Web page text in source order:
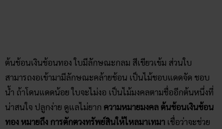
ต้นช้อนเงินช้อนทอง ใบมีลักษณะกลม สีเขียวเข้ม ส่วนใบ
สามารถงอเข้ามามีลักษณะคล้ายช้อน เป็นไม้ชอบแดดจัด ชอบ
น้ำ ถ้าโดนแดดน้อย ใบจะไม่งอ เป็นไม้มงคลตามชื่ออีกต้นหนึ่งที่
น่าสนใจ ปลูกง่าย ดูแลไม่ยาก ความหมายมงคล ต้นช้อนเงินช้อน
ทอง หมายถึง การตักตวงทรัพย์สินให้ไหลมาเทมา เชื่อว่าจะช่วย